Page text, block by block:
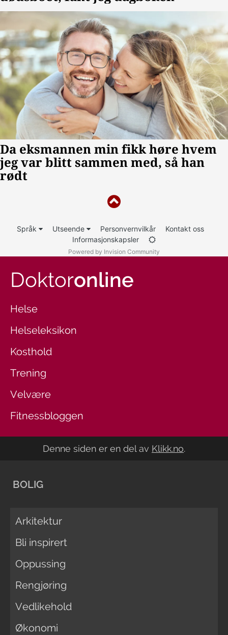
Språk Utseende Personvernvilkår
Kontakt oss
Informasjonskapsler
Powered by Invision Community
Doktoronline
Helse
Helseleksikon
Kosthold
Trening
Velvære
Fitnessbloggen
Denne siden er en del av Klikk.no.
BOLIG
Arkitektur
Bli inspirert
Oppussing
Rengjøring
Vedlikehold
Økonomi